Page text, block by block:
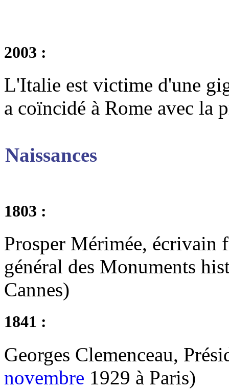
2003 :
L'Italie est victime d'une
a coïncidé à Rome avec la
Naissances
1803 :
Prosper Mérimée, écrivain
général des Monuments
Cannes)
1841 :
Georges Clemenceau,
novembre 1929 à Paris)